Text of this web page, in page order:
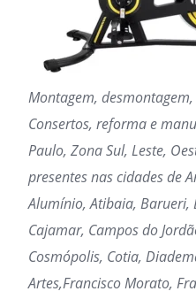
Montagem,
Consertos, reforma e
Paulo, Zona Sul, Leste,
presentes nas cidades de
Alumínio, Atibaia, Barueri,
Cajamar, Campos do
Cosmópolis, Cotia,
Artes,Francisco Morato,